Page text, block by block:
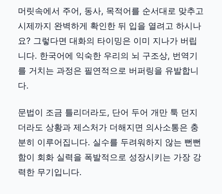
머릿속에서 주어, 동사, 목적어를 순서대로 맞추고
시제까지 완벽하게 확인한 뒤 입을 열려고 하시나
요? 그렇다면 대화의 타이밍은 이미 지나가 버립
니다. 한국어에 익숙한 우리의 뇌 구조상, 번역기
를 거치는 과정은 필연적으로 버퍼링을 유발합니
다.
문법이 조금 틀리더라도, 단어 두어 개만 툭 던지
더라도 상황과 제스처가 더해지면 의사소통은 충
분히 이루어집니다. 실수를 두려워하지 않는 뻔뻔
함이 회화 실력을 폭발적으로 성장시키는 가장 강
력한 무기입니다.